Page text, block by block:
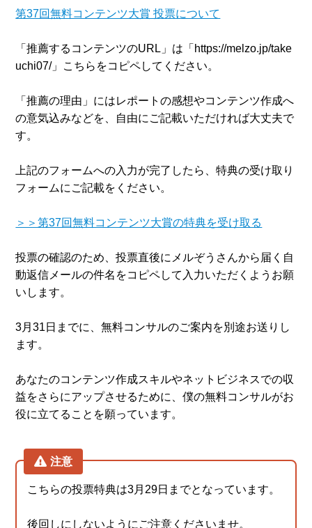
第37回無料コンテンツ大賞 投票について
「推薦するコンテンツのURL」は「https://melzo.jp/take
uchi07/」こちらをコピペしてください。
「推薦の理由」にはレポートの感想やコンテンツ作成へ
の意気込みなどを、自由にご記載いただければ大丈夫で
す。
上記のフォームへの入力が完了したら、特典の受け取り
フォームにご記載をください。
＞＞第37回無料コンテンツ大賞の特典を受け取る
投票の確認のため、投票直後にメルぞうさんから届く自
動返信メールの件名をコピペして入力いただくようお願
いします。
3月31日までに、無料コンサルのご案内を別途お送りし
ます。
あなたのコンテンツ作成スキルやネットビジネスでの収
益をさらにアップさせるために、僕の無料コンサルがお
役に立てることを願っています。
注意
こちらの投票特典は3月29日までとなっています。
後回しにしないようにご注意くださいませ。